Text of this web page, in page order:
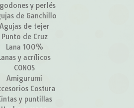
y perlés
de Ganchillo
Agujas de tejer
Punto de Cruz
Lana 100%
y acrílicos
CONOS
Amigurumi
Costura
y puntillas